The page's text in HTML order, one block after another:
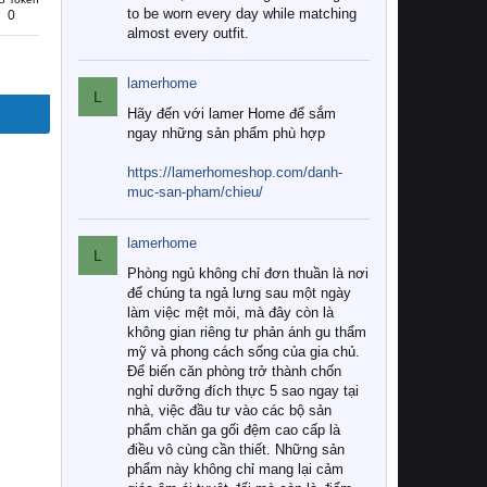
0
to be worn every day while matching
almost every outfit.
L
lamerhome
Hãy đến với lamer Home để sắm
ngay những sản phẩm phù hợp
https://lamerhomeshop.com/danh-
muc-san-pham/chieu/
L
lamerhome
Phòng ngủ không chỉ đơn thuần là nơi
để chúng ta ngả lưng sau một ngày
làm việc mệt mỏi, mà đây còn là
không gian riêng tư phản ánh gu thẩm
mỹ và phong cách sống của gia chủ.
Để biến căn phòng trở thành chốn
nghỉ dưỡng đích thực 5 sao ngay tại
nhà, việc đầu tư vào các bộ sản
phẩm chăn ga gối đệm cao cấp là
điều vô cùng cần thiết. Những sản
phẩm này không chỉ mang lại cảm